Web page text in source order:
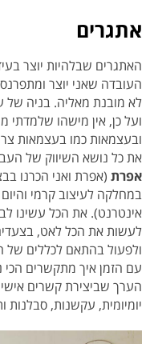
אתגרים
האתגרים שבלהיות יוצר
העובדה שאני יוצר
לא מובנת מאליה. בניה של
ועל כן, אין מישהו שלמדתי
ובעצמאות כמו בעצמאות
את כל נושא השיווק של
אפרת (אפרת ואני הכרנו
במחלקה לעיצוב קרמי
אינטרנט). את הכל עשינו
לעשות את הכל לאט,
ולפעול בהתאם לכללים של
עם הזמן איך מתקשרים הכי
הערך שביצירת קשרים
יומיומית, עקשנות,